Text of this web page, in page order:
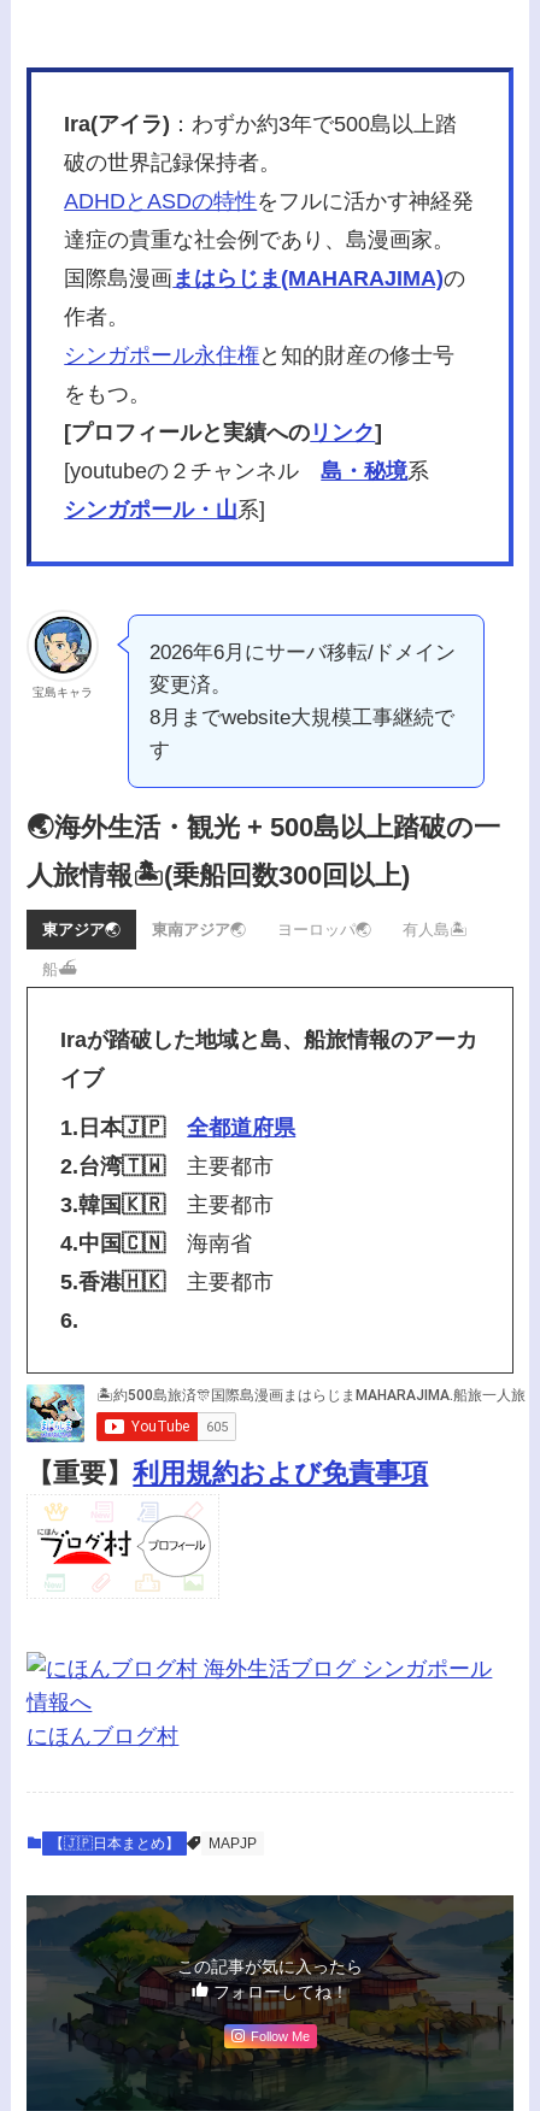
Ira(アイラ) ：わずか約3年で500島以上踏
破の世界記録保持者。
ADHDとASDの特性をフルに活かす神経発
達症の貴重な社会例であり、島漫画家。
国際島漫画まはらじま(MAHARAJIMA)の
作者。
シンガポール永住権と知的財産の修士号
をもつ。
[プロフィールと実績への リンク]
[youtubeの２チャンネル島・秘境系
シンガポール・山系]
宝島キャラ
2026年6月にサーバ移転/ドメイン
変更済。
8月までwebsite大規模工事継続で
す
🌏海外生活・観光 + 500島以上踏破の一
人旅情報🏝️(乗船回数300回以上)
東アジア🌏 東南アジア🌏 ヨーロッパ🌏 有人島🏝️
船⛴️
Iraが踏破した地域と島、船旅情報のアーカ
イブ
1.日本🇯🇵
全都道府県
2.台湾🇹🇼主要都市
3.韓国🇰🇷主要都市
4.中国🇨🇳海南省
5.香港🇭🇰主要都市
6.
【重要】利用規約および免責事項
にほんブログ村
【🇯🇵日本まとめ】 MAPJP
この記事が気に入ったら
フォローしてね！
Follow Me